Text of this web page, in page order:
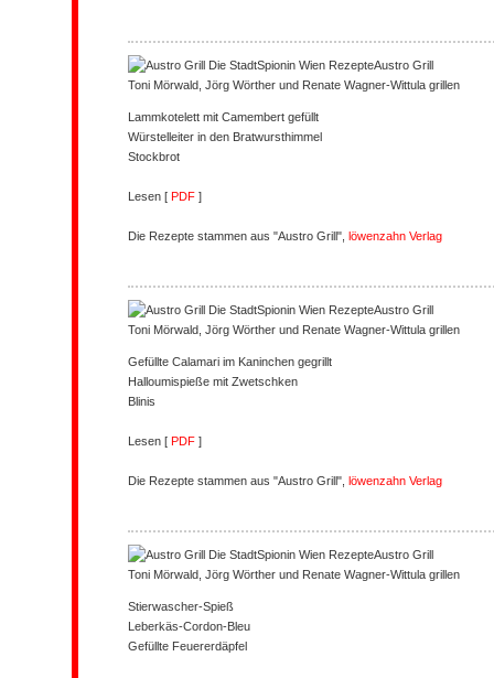
Austro Grill
Toni Mörwald, Jörg Wörther und Renate Wagner-Wittula grillen
Lammkotelett mit Camembert gefüllt
Würstelleiter in den Bratwursthimmel
Stockbrot
Lesen [ PDF ]
Die Rezepte stammen aus "Austro Grill", löwenzahn Verlag
Austro Grill
Toni Mörwald, Jörg Wörther und Renate Wagner-Wittula grillen
Gefüllte Calamari im Kaninchen gegrillt
Halloumispieße mit Zwetschken
Blinis
Lesen [ PDF ]
Die Rezepte stammen aus "Austro Grill", löwenzahn Verlag
Austro Grill
Toni Mörwald, Jörg Wörther und Renate Wagner-Wittula grillen
Stierwascher-Spieß
Leberkäs-Cordon-Bleu
Gefüllte Feuererdäpfel